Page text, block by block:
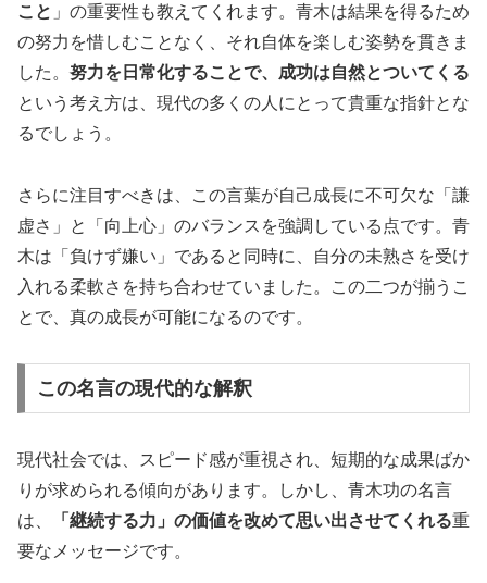
こと 」の重要性も教えてくれます。青木は結果を得るため
の努力を惜しむことなく、それ自体を楽しむ姿勢を貫きま
した。努力を日常化することで、成功は自然とついてくる
という考え方は、現代の多くの人にとって貴重な指針とな
るでしょう。
さらに注目すべきは、この言葉が自己成長に不可欠な「謙
虚さ」と「向上心」のバランスを強調している点です。青
木は「負けず嫌い」であると同時に、自分の未熟さを受け
入れる柔軟さを持ち合わせていました。この二つが揃うこ
とで、真の成長が可能になるのです。
この名言の現代的な解釈
現代社会では、スピード感が重視され、短期的な成果ばか
りが求められる傾向があります。しかし、青木功の名言
は、
「継続する力」の価値を改めて思い出させてくれる重
要なメッセージです。